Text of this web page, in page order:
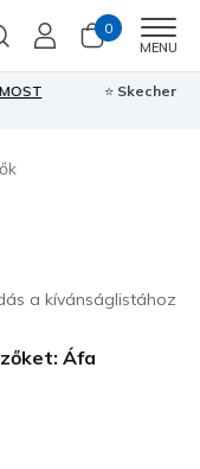
0
MENU
Csatlakozz most⭐
a kívánságlistához
Áfa